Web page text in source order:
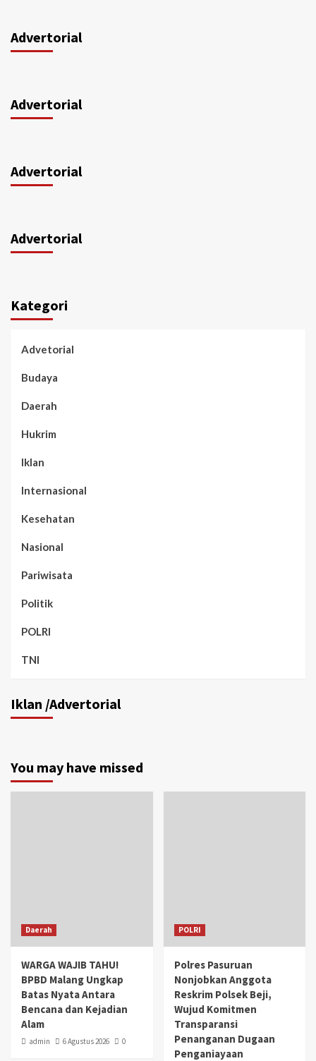
Advertorial
Advertorial
Advertorial
Advertorial
Kategori
Advetorial
Budaya
Daerah
Hukrim
Iklan
Internasional
Kesehatan
Nasional
Pariwisata
Politik
POLRI
TNI
Iklan /Advertorial
You may have missed
Daerah
WARGA WAJIB TAHU!
BPBD Malang Ungkap
Batas Nyata Antara
Bencana dan Kejadian
Alam
admin 6 Agustus 2026 0
POLRI
Polres Pasuruan
Nonjobkan Anggota
Reskrim Polsek Beji,
Wujud Komitmen
Transparansi
Penanganan Dugaan
Penganiayaan